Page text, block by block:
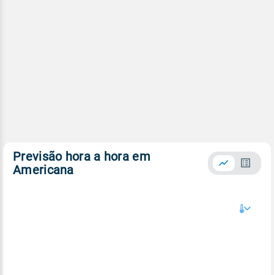
Previsão hora a hora em
Americana